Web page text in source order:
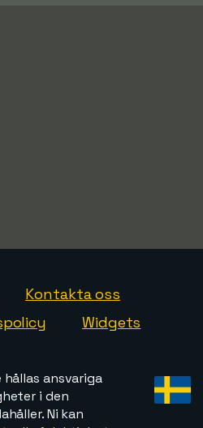
Kontakta oss
Widgets
ansvariga
i den
Ni kan